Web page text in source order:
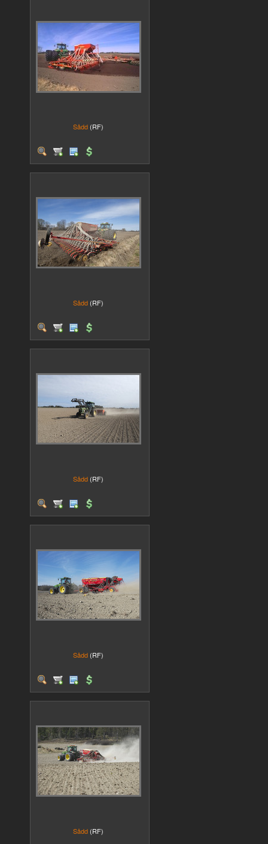
Sådd (RF)
Sådd (RF)
Sådd (RF)
Sådd (RF)
Sådd (RF)